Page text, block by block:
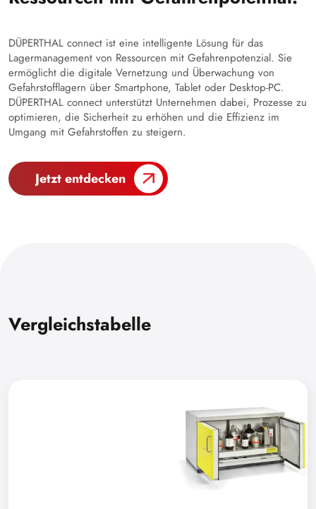
DÜPERTHAL connect ist eine intelligente Lösung für das
Lagermanagement von Ressourcen mit Gefahrenpotenzial. Sie
ermöglicht die digitale Vernetzung und Überwachung von
Gefahrstofflagern über Smartphone, Tablet oder Desktop-PC.
DÜPERTHAL connect unterstützt Unternehmen dabei, Prozesse zu
optimieren, die Sicherheit zu erhöhen und die Effizienz im
Umgang mit Gefahrstoffen zu steigern.
Jetzt entdecken
Vergleichstabelle